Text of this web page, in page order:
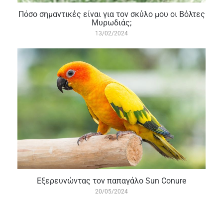
Πόσο σημαντικές είναι για τον σκύλο μου οι Βόλτες
Μυρωδιάς;
13/02/2024
Εξερευνώντας τον παπαγάλο Sun Conure
20/05/2024